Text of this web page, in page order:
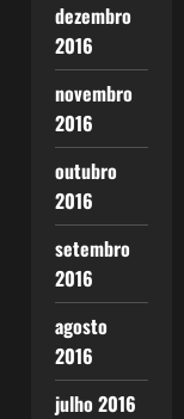
dezembro
2016
novembro
2016
outubro
2016
setembro
2016
agosto
2016
julho 2016